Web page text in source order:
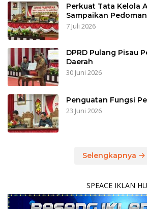
Perkuat Tata Kelola
Sampaikan
7 Juli 2026
DPRD Pulang Pisau
Daerah
30 Juni 2026
Penguatan Fungsi
23 Juni 2026
Selengkapnya
SPEACE IKLAN HUB.